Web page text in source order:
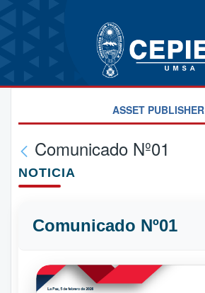
ASSET PUBLISHER
Comunicado Nº01
NOTICIA
Comunicado Nº01